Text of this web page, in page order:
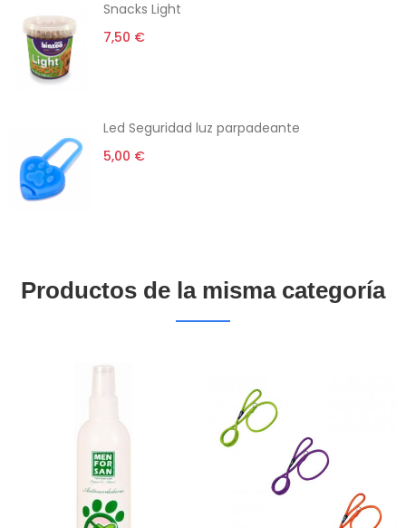
Snacks Light
7,50 €
Led Seguridad luz parpadeante
5,00 €
Productos de la misma categoría